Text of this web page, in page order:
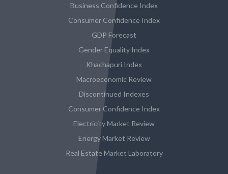
Business Confidence Index
Consumer Confidence Index
GDP Forecast
Gender Equality Index
Khachapuri Index
Macroeconomic Review
Discontinued Indexes
Consumer Confidence Index
Electricity Market Review
Energy Market Review
Real Estate Market Laboratory